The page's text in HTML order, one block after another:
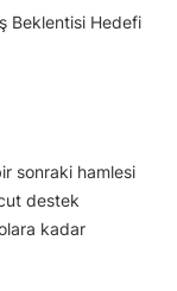
Beklentisi Hedefi
sonraki hamlesi
destek
kadar